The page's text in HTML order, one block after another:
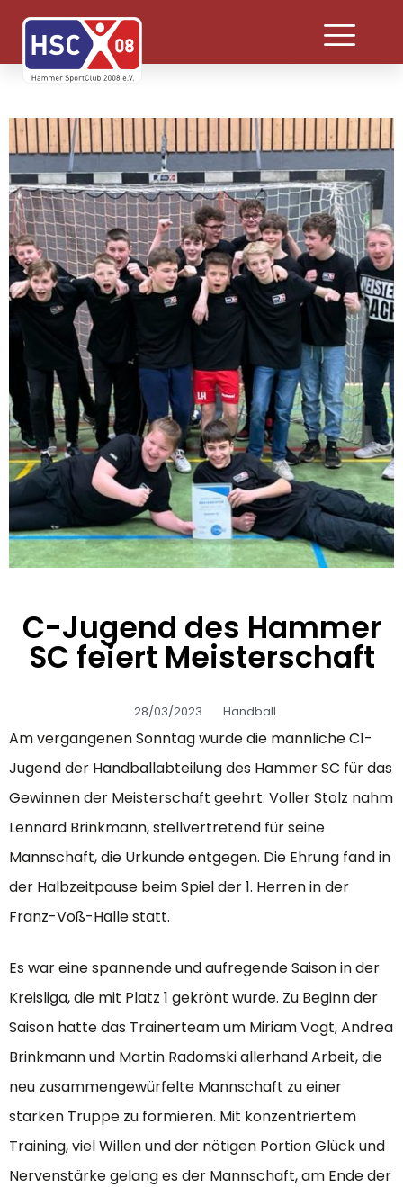
C-Jugend des Hammer
SC feiert Meisterschaft
28/03/2023 Handball
Am vergangenen Sonntag wurde die männliche C1-
Jugend der Handballabteilung des Hammer SC für das
Gewinnen der Meisterschaft geehrt. Voller Stolz nahm
Lennard Brinkmann, stellvertretend für seine
Mannschaft, die Urkunde entgegen. Die Ehrung fand in
der Halbzeitpause beim Spiel der 1. Herren in der
Franz-Voß-Halle statt.
Es war eine spannende und aufregende Saison in der
Kreisliga, die mit Platz 1 gekrönt wurde. Zu Beginn der
Saison hatte das Trainerteam um Miriam Vogt, Andrea
Brinkmann und Martin Radomski allerhand Arbeit, die
neu zusammengewürfelte Mannschaft zu einer
starken Truppe zu formieren. Mit konzentriertem
Training, viel Willen und der nötigen Portion Glück und
Nervenstärke gelang es der Mannschaft, am Ende der